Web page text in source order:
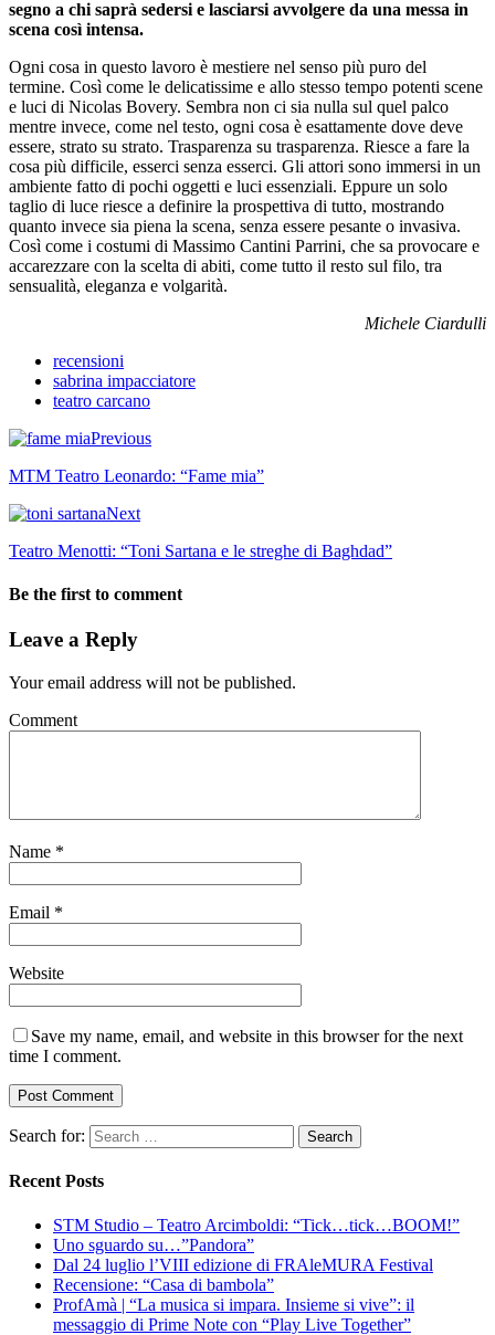
segno a chi saprà sedersi e lasciarsi avvolgere da una messa in
scena così intensa.
Ogni cosa in questo lavoro è mestiere nel senso più puro del
termine. Così come le delicatissime e allo stesso tempo potenti scene
e luci di Nicolas Bovery. Sembra non ci sia nulla sul quel palco
mentre invece, come nel testo, ogni cosa è esattamente dove deve
essere, strato su strato. Trasparenza su trasparenza. Riesce a fare la
cosa più difficile, esserci senza esserci. Gli attori sono immersi in un
ambiente fatto di pochi oggetti e luci essenziali. Eppure un solo
taglio di luce riesce a definire la prospettiva di tutto, mostrando
quanto invece sia piena la scena, senza essere pesante o invasiva.
Così come i costumi di Massimo Cantini Parrini, che sa provocare e
accarezzare con la scelta di abiti, come tutto il resto sul filo, tra
sensualità, eleganza e volgarità.
Michele Ciardulli
recensioni
sabrina impacciatore
teatro carcano
Previous
MTM Teatro Leonardo: “Fame mia”
Next
Teatro Menotti: “Toni Sartana e le streghe di Baghdad”
Be the first to comment
Leave a Reply
Your email address will not be published.
Comment
Name *
Email *
Website
Save my name, email, and website in this browser for the next
time I comment.
Search for:
Recent Posts
STM Studio – Teatro Arcimboldi: “Tick…tick…BOOM!”
Uno sguardo su…”Pandora”
Dal 24 luglio l’VIII edizione di FRAleMURA Festival
Recensione: “Casa di bambola”
ProfAmà | “La musica si impara. Insieme si vive”: il
messaggio di Prime Note con “Play Live Together”